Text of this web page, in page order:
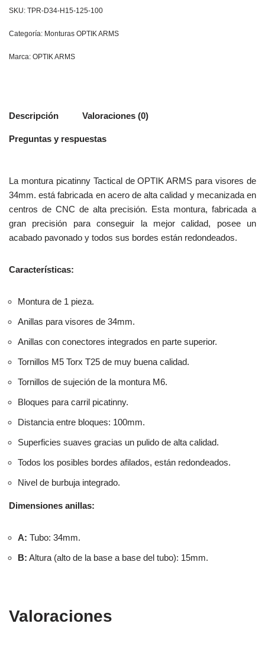
SKU: TPR-D34-H15-125-100
Categoría: Monturas OPTIK ARMS
Marca: OPTIK ARMS
Descripción Valoraciones (0)
Preguntas y respuestas
La montura picatinny Tactical de OPTIK ARMS para visores de
34mm. está fabricada en acero de alta calidad y mecanizada en
centros de CNC de alta precisión. Esta montura, fabricada a
gran precisión para conseguir la mejor calidad, posee un
acabado pavonado y todos sus bordes están redondeados.
Características:
Montura de 1 pieza.
Anillas para visores de 34mm.
Anillas con conectores integrados en parte superior.
Tornillos M5 Torx T25 de muy buena calidad.
Tornillos de sujeción de la montura M6.
Bloques para carril picatinny.
Distancia entre bloques: 100mm.
Superficies suaves gracias un pulido de alta calidad.
Todos los posibles bordes afilados, están redondeados.
Nivel de burbuja integrado.
Dimensiones anillas:
A: Tubo: 34mm.
B: Altura (alto de la base a base del tubo): 15mm.
Valoraciones